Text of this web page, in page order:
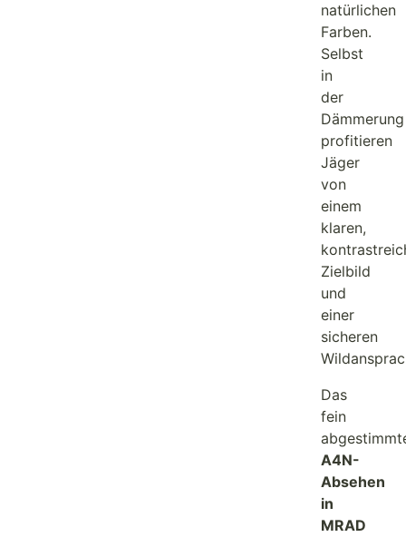
natürlichen
Farben.
Selbst
in
der
Dämmerung
profitieren
Jäger
von
einem
klaren,
Zielbild
und
einer
sicheren
Das
fein
A4N-
Absehen
in
MRAD